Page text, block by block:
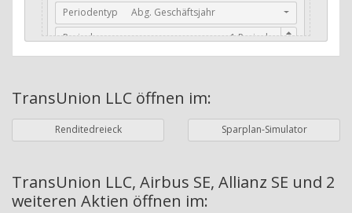
Stabiles Dividenden-Wachstum
Stabiles Dividenden-Wachstum (TTM)
Stabiles Absolutes Dividenden-Wachstum
Dividendenrendite (angekündigt)
Adj. Dividendenrendite (Market Cap)
Periodentyp
Abg. Geschäftsjahr
Perioden
Währung Bilanzierungswährung
Periodentyp
Jahre
Perioden
TransUnion LLC öffnen im:
Renditedreieck Sparplan-Simulator
TransUnion LLC, Airbus SE, Allianz SE und 2
weiteren Aktien öffnen im: